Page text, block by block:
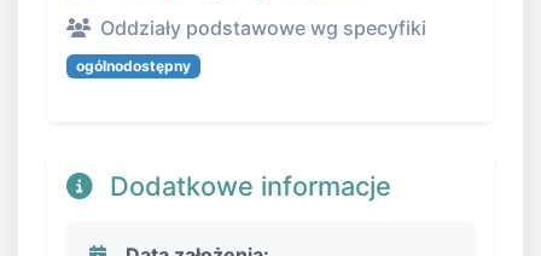
Oddziały podstawowe wg specyfiki
ogólnodostępny
Dodatkowe informacje